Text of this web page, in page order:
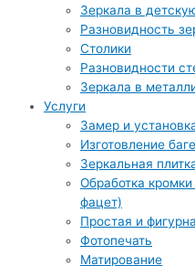
Зеркала в
Разновидность
Столики
Разновидности
Зеркала в
Услуги
Замер и
Изготовление
Зеркальная
Обработка
фацет)
Простая и
Фотопечать
Матирование